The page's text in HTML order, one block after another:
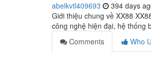
abelkvtl409693 394 days
Giới thiệu chung về XX88
công nghệ hiện đại, hệ thống
Comments
Who